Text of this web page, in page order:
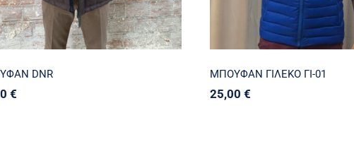
DNR
€
ΜΠΟΥΦΑΝ ΓΙΛΕΚΟ ΓΙ-01
25,00 €